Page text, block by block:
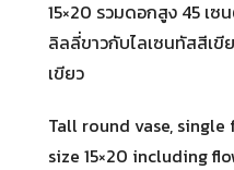
15×20 รวมดอกสูง 45 เซ
ลิลลี่ขาวกับไลเซนทัสสีเขี
เขียว
Tall round vase,
size 15×20 including